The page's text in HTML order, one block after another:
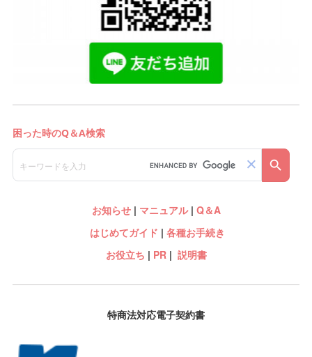
お知らせ| マニュアル| Q＆A
はじめてガイド | 各種お手続き
お役立ち | PR| 説明書
特商法対応電子契約書